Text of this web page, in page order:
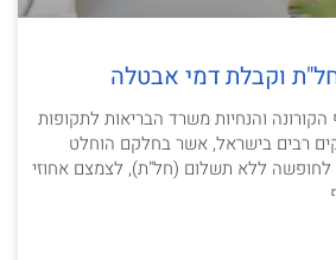
וקבלת דמי אבטלה
והנחיות משרד הבריאות לתקופות
רבים בישראל, אשר בחלקם הוחלט
לחופשה ללא תשלום (חל"ת), לצמצם אחוזי